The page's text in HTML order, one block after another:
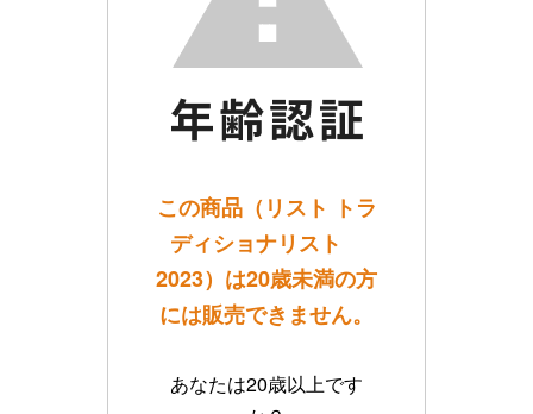
この商品（リスト トラ
ディショナリスト
2023）は20歳未満の方
には販売できません。
あなたは20歳以上です